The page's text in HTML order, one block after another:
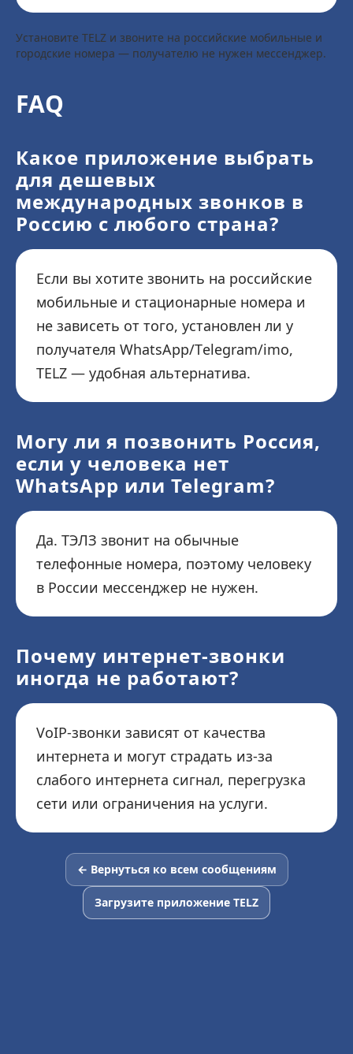
Установите TELZ и звоните на российские мобильные и
городские номера — получателю не нужен мессенджер.
FAQ
Какое приложение выбрать
для дешевых
международных звонков в
Россию с любого страна?
Если вы хотите звонить на российские
мобильные и стационарные номера и
не зависеть от того, установлен ли у
получателя WhatsApp/Telegram/imo,
TELZ — удобная альтернатива.
Могу ли я позвонить Россия,
если у человека нет
WhatsApp или Telegram?
Да. ТЭЛЗ звонит на обычные
телефонные номера, поэтому человеку
в России мессенджер не нужен.
Почему интернет-звонки
иногда не работают?
VoIP-звонки зависят от качества
интернета и могут страдать из-за
слабого интернета сигнал, перегрузка
сети или ограничения на услуги.
← Вернуться ко всем сообщениям
Загрузите приложение TELZ